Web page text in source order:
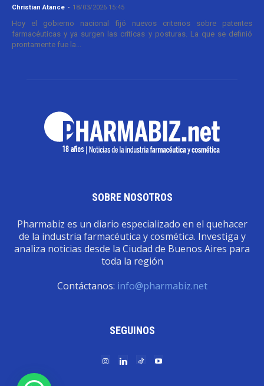
Christian Atance - 18/03/2026 15:45
Hoy el gobierno nacional fijó nuevos criterios sobre patentes
farmacéuticas y ya surgen las críticas y posturas. La que se definió
prontamente fue la...
SOBRE NOSOTROS
Pharmabiz es un diario especializado en el quehacer
de la industria farmacéutica y cosmética. Investiga y
analiza noticias desde la Ciudad de Buenos Aires para
toda la región
Contáctanos: info@pharmabiz.net
SEGUINOS